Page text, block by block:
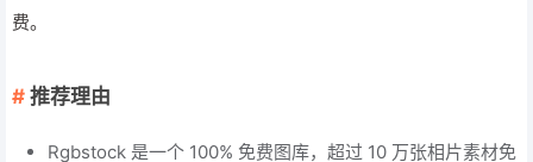
费。
推荐理由
Rgbstock 是一个 100% 免费图库，超过 10 万张相片素材免